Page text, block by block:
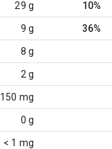
29 g 10%
9 g 36%
8 g
2 g
150 mg
0 g
< 1 mg